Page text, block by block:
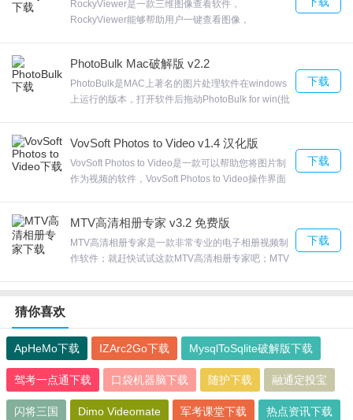
园下载体验。
RockyViewer是一款三维图像查看软件，
RockyViewer能够帮助用户一键查看图像，
指定的模型面测量，欢迎来合众软件园下载体验。
PhotoBulk Mac破解版 v2.2
PhotoBulk是MAC上著名的图片处理软件在windows
上运行的版本，打开软件后拖动PhotoBulk for win(批
合众软件园下载体验。
下载
VovSoft Photos to Video v1.4 汉化版
VovSoft Photos to Video是一款可以帮助您将图片制
作为视频的软件，VovSoft Photos to Video操作界面
择JPG的图片，欢迎来合众软件园下载体验。
下载
MTV高清相册专家 v3.2 免费版
MTV高清相册专家是一款非常专业的电子相册视频制
作软件；就赶快试试这款MTV高清相册专家吧；MTV
下载
猜你喜欢
ApHeMo下载 IZArc2Go下载 MysqlToSqlite破解版下载
驾考一点通下载 口袋机器脑下载 随护下载 融通定投宝
闪将三国 Dimo Videomate 军考课堂下载 热点资讯下载